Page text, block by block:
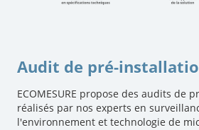
Audit de pré-
ECOMESURE propose des audits de
réalisés par nos experts en
l'environnement et technologie de